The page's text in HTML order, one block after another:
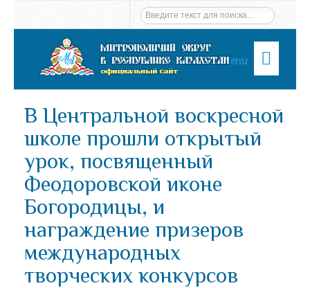
Menu
В Центральной воскресной
школе прошли открытый
урок, посвященный
Феодоровской иконе
Богородицы, и
награждение призеров
международных
творческих конкурсов